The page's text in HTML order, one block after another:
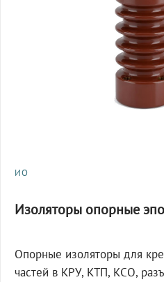
ИО
Изоляторы опорные
Опорные изоляторы для
частей в КРУ, КТП, КСО,